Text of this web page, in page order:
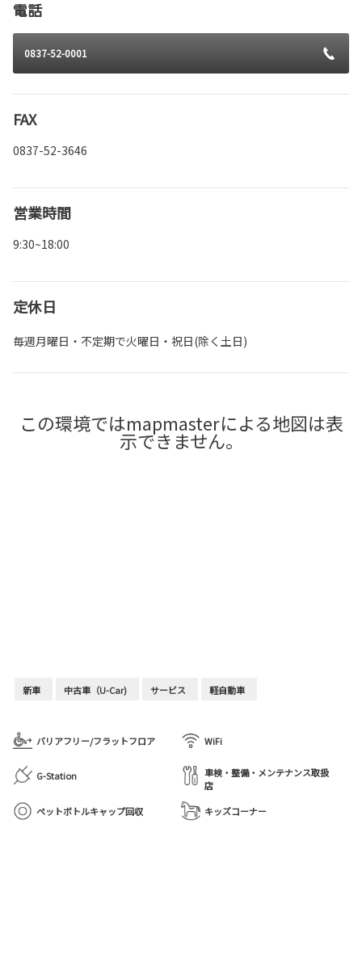
電話
0837-52-0001
FAX
0837-52-3646
営業時間
9:30~18:00
定休日
毎週月曜日・不定期で火曜日・祝日(除く土日)
新車 中古車（U-Car) サービス 軽自動車
バリアフリー/フラットフロア WiFi
G-Station
車検・整備・メンテナンス取扱
店
ペットボトルキャップ回収
キッズコーナー
この環境ではmapmasterによる地図は表
示できません。